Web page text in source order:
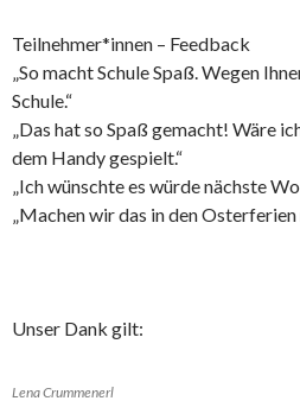
Teilnehmer*innen – Feedback
„So macht Schule Spaß. Wegen
Schule.“
„Das hat so Spaß gemacht! Wäre
dem Handy gespielt.“
„Ich wünschte es würde nächste
„Machen wir das in den
Unser Dank gilt:
Lena Crummenerl